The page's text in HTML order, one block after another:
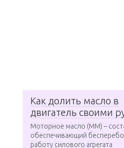
Как долить масло в
двигатель своими
Моторное масло (ММ) –
обеспечивающий
работу силового агрегата